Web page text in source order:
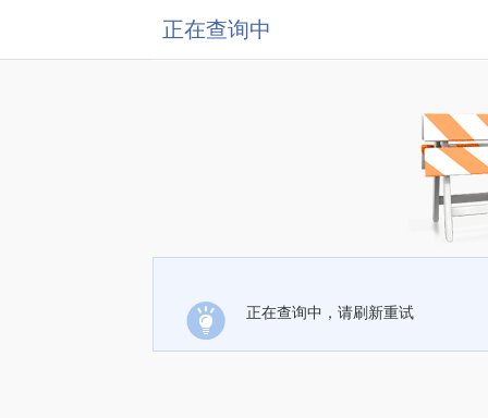
正在查询中
正在查询中，请刷新重试